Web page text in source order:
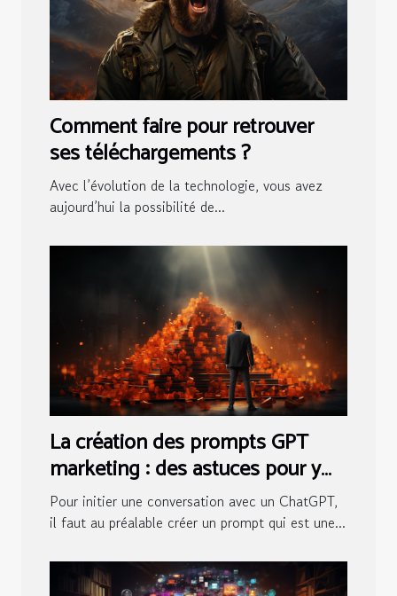
Comment faire pour retrouver
ses téléchargements ?
Avec l’évolution de la technologie, vous avez
aujourd’hui la possibilité de...
La création des prompts GPT
marketing : des astuces pour y
arriver
Pour initier une conversation avec un ChatGPT,
il faut au préalable créer un prompt qui est une...